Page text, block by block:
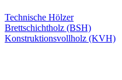
Technische Hölzer
Brettschichtholz (BSH)
Konstruktionsvollholz (KVH)